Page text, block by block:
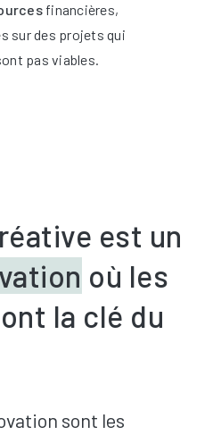
financières,
sur des projets qui
pas viables.
est un
où les
la clé du
sont les